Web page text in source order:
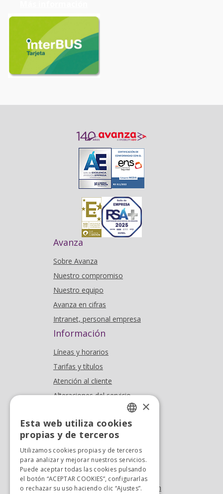
Avanza
Sobre Avanza
Nuestro compromiso
Nuestro equipo
Avanza en cifras
Intranet, personal empresa
Información
Líneas y horarios
Tarifas y títulos
Atención al cliente
Alteraciones del servicio
Dónde estamos
Tel. +34 976 900 085
Tel. +34 900 923 181
info.zaragoza@avanzagrupo.com
SPANISH
×
Esta web utiliza cookies
propias y de terceros
Utilizamos cookies propias y de terceros
para analizar y mejorar nuestros servicios.
Puede aceptar todas las cookies pulsando
el botón “ACEPTAR COOKIES”, configurarlas
o rechazar su uso haciendo clic “Ajustes”.